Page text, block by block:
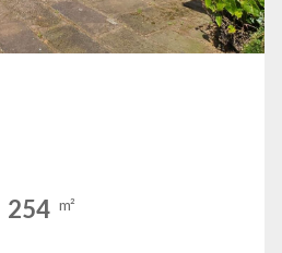
254 m²